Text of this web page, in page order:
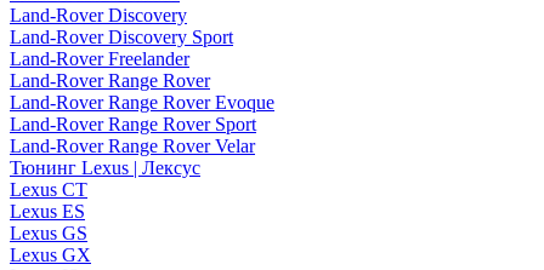
Land-Rover Discovery
Land-Rover Discovery Sport
Land-Rover Freelander
Land-Rover Range Rover
Land-Rover Range Rover Evoque
Land-Rover Range Rover Sport
Land-Rover Range Rover Velar
Тюнинг Lexus | Лексус
Lexus CT
Lexus ES
Lexus GS
Lexus GX